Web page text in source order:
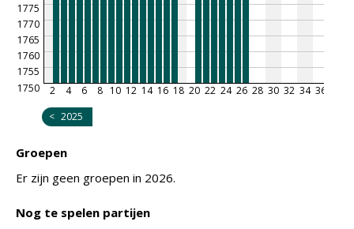
1775
1770
1765
1760
1755
1750
2 4 6 8 10 12 14 16 18 20 22 24 26 28 30 32 34 36
< 2025
Groepen
Er zijn geen groepen in 2026.
Nog te spelen partijen